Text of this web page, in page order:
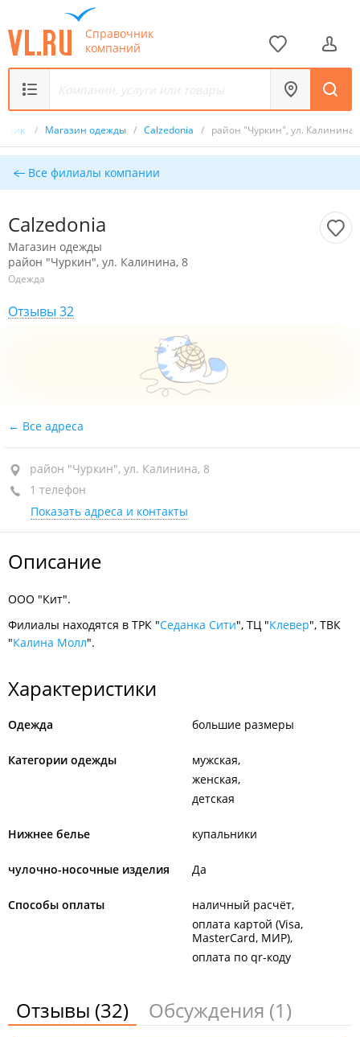
Справочник
компаний
/ Магазин одежды / Calzedonia / район "Чуркин", ул. Калинина,
Все филиалы компании
Calzedonia
Магазин одежды
район "Чуркин", ул. Калинина, 8
Одежда
Отзывы 32
Все адреса
район "Чуркин", ул. Калинина, 8
1 телефон
Показать адреса и контакты
Описание
ООО "Кит".
Филиалы находятся в ТРК "Седанка Сити", ТЦ "Клевер", ТВК
"Калина Молл".
Характеристики
Одежда большие размеры
Категории одежды
мужская
женская
детская
Нижнее белье купальники
чулочно-носочные изделия Да
Способы оплаты
наличный расчёт
оплата картой (Visa,
MasterCard, МИР)
оплата по qr-коду
Отзывы (32) Обсуждения (1)